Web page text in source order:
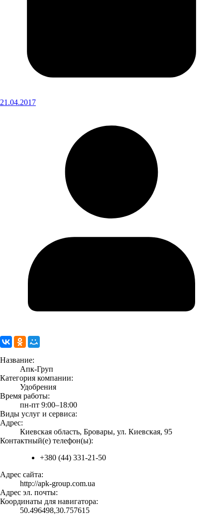
21.04.2017
Название:
Апк-Груп
Категория компании:
Удобрения
Время работы:
пн-пт 9:00–18:00
Виды услуг и сервиса:
Адрес:
Киевская область, Бровары, ул. Киевская, 95
Контактный(е) телефон(ы):
+380 (44) 331-21-50
Адрес сайта:
http://apk-group.com.ua
Адрес эл. почты:
Координаты для навигатора:
50.496498,30.757615